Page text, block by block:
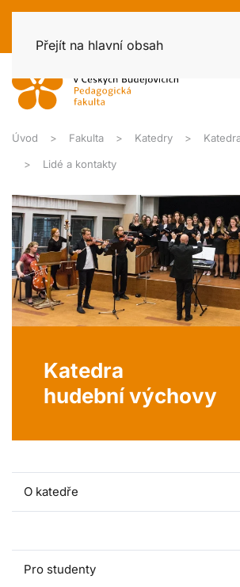
Přejít na hlavní obsah
Úvod Fakulta Katedry
Lidé a kontakty
Katedra
hudební výchovy
O katedře
Pro studenty